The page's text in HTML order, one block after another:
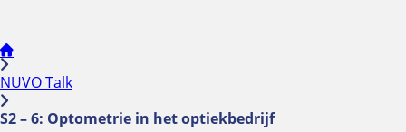
NUVO Talk
S2 – 6: Optometrie in het optiekbedrijf